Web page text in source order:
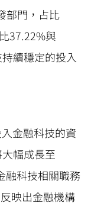
部門，占比
37.22%與
續穩定的投入
金融科技的資
幅成長至
融科技相關職務
映出金融機構